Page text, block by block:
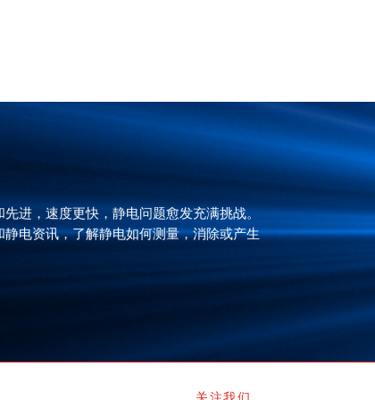
进，速度更快，静电问题愈发充满挑战。
电资讯，了解静电如何测量，消除或产生